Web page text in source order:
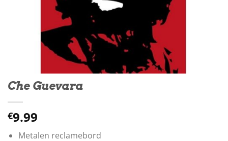
Che Guevara
€9.99
Metalen reclamebord